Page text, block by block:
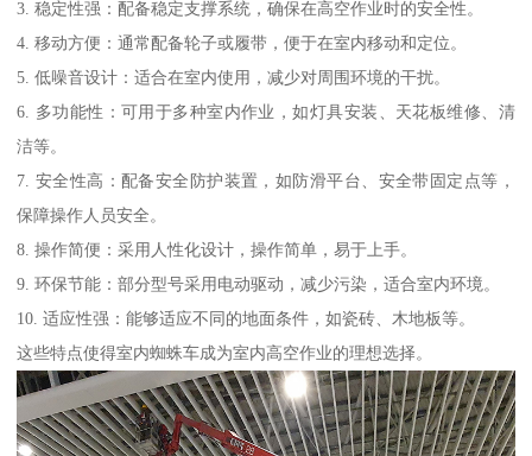
3. 稳定性强：配备稳定支撑系统，确保在高空作业时的安全性。
4. 移动方便：通常配备轮子或履带，便于在室内移动和定位。
5. 低噪音设计：适合在室内使用，减少对周围环境的干扰。
6. 多功能性：可用于多种室内作业，如灯具安装、天花板维修、清
洁等。
7. 安全性高：配备安全防护装置，如防滑平台、安全带固定点等，
保障操作人员安全。
8. 操作简便：采用人性化设计，操作简单，易于上手。
9. 环保节能：部分型号采用电动驱动，减少污染，适合室内环境。
10. 适应性强：能够适应不同的地面条件，如瓷砖、木地板等。
这些特点使得室内蜘蛛车成为室内高空作业的理想选择。